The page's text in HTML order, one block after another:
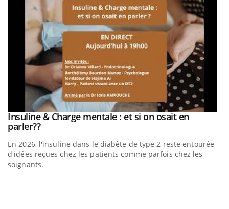
Youtube
Insuline & Charge mentale : et si on osait en
parler??Youtube
En 2026, l'insuline dans le diabète de type 2 reste entourée
d'idées reçues chez les patients comme parfois chez les
soignants.